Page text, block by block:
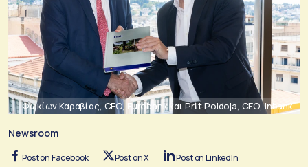
Φωκίων Καραβίας, CEO, Eurobank και Priit Poldoja, CEO, Inbank
Newsroom
Post on Facebook Post on X Post on LinkedIn